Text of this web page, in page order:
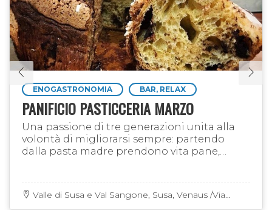
ENOGASTRONOMIA BAR, RELAX
PANIFICIO PASTICCERIA MARZO
Una passione di tre generazioni unita alla
volontà di migliorarsi sempre: partendo
dalla pasta madre prendono vita pane,
Valle di Susa e Val Sangone, Susa, Venaus /Via